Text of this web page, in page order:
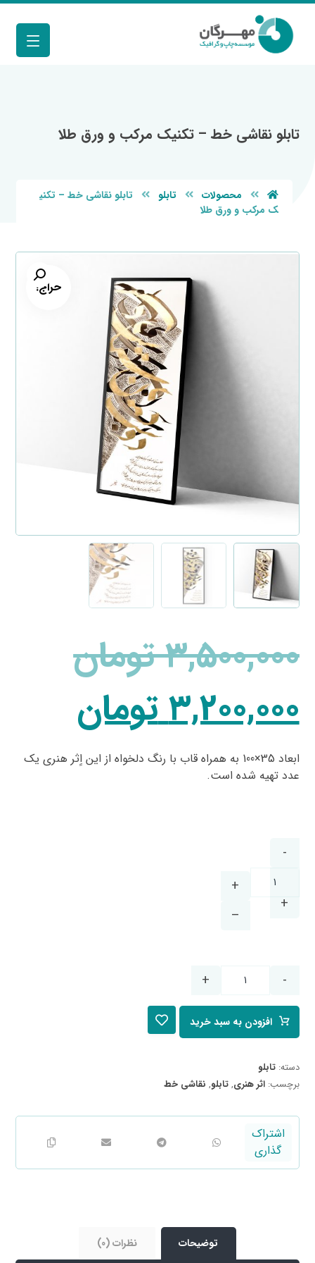
تابلو نقاشی خط – تکنیک مرکب و ورق طلا
محصولات تابلو
تابلو نقاشی خط – تکنی
ک مرکب و ورق طلا
حراج!
3,500,000تومان
3,200,000تومان
ابعاد 35×100 به همراه قاب با رنگ دلخواه از این اٍثر هنری یک
عدد تهیه شده است.
-
+
+
–
-
+
افزودن به سبد خرید
دسته:تابلو
برچسب:اثر هنری,تابلو, نقاشی خط
توضیحات نظرات (0)